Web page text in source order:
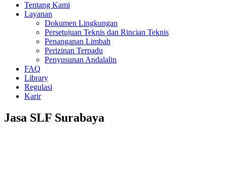
Tentang Kami
Layanan
Dokumen Lingkungan
Persetujuan Teknis dan Rincian Teknis
Penanganan Limbah
Perizinan Terpadu
Penyusunan Andalalin
FAQ
Library
Regulasi
Karir
Jasa SLF Surabaya